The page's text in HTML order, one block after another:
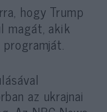
hogy Trump
magát, akik
az ukrajnai